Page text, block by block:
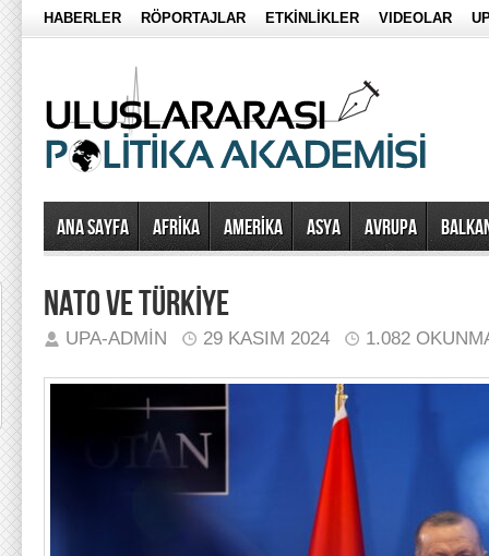
HABERLER RÖPORTAJLAR ETKİNLİKLER VIDEOLAR
Ana Sayfa AFRİKA AMERİKA ASYA AVRUPA
NATO VE TÜRKİYE
UPA-ADMIN 29 KASIM 2024 1.082